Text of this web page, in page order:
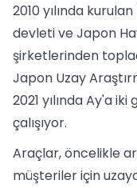
2010 yılında
devleti ve Japon
şirketlerinden
Japon Uzay
2021 yılında Ay'a
çalışıyor.
Araçlar, öncelikle
müşteriler için